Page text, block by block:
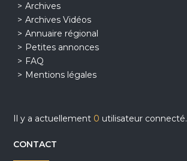
Archives
Archives Vidéos
Annuaire régional
Petites annonces
FAQ
Mentions légales
Il y a actuellement 0 utilisateur connecté.
CONTACT